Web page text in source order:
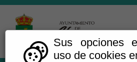
Sus opciones
uso de cookies